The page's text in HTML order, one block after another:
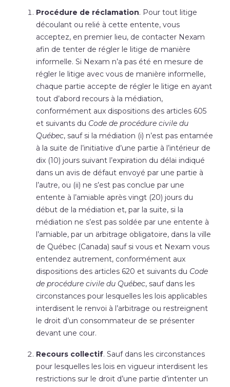
Procédure de réclamation. Pour tout litige
découlant ou relié à cette entente, vous
acceptez, en premier lieu, de contacter Nexam
afin de tenter de régler le litige de manière
informelle. Si Nexam n’a pas été en mesure de
régler le litige avec vous de manière informelle,
chaque partie accepte de régler le litige en ayant
tout d’abord recours à la médiation,
conformément aux dispositions des articles 605
et suivants du Code de procédure civile du
Québec, sauf si la médiation (i) n’est pas entamée
à la suite de l’initiative d’une partie à l’intérieur de
dix (10) jours suivant l’expiration du délai indiqué
dans un avis de défaut envoyé par une partie à
l’autre, ou (ii) ne s’est pas conclue par une
entente à l’amiable après vingt (20) jours du
début de la médiation et, par la suite, si la
médiation ne s’est pas soldée par une entente à
l’amiable, par un arbitrage obligatoire, dans la ville
de Québec (Canada) sauf si vous et Nexam vous
entendez autrement, conformément aux
dispositions des articles 620 et suivants du Code
de procédure civile du Québec, sauf dans les
circonstances pour lesquelles les lois applicables
interdisent le renvoi à l’arbitrage ou restreignent
le droit d’un consommateur de se présenter
devant une cour.
Recours collectif. Sauf dans les circonstances
pour lesquelles les lois en vigueur interdisent les
restrictions sur le droit d’une partie d’intenter un